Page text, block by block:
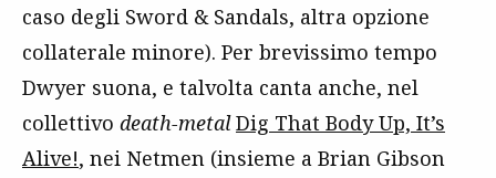
caso degli Sword & Sandals, altra opzione
collaterale minore). Per brevissimo tempo
Dwyer suona, e talvolta canta anche, nel
collettivo death-metal Dig That Body Up, It’s
Alive!, nei Netmen (insieme a Brian Gibson